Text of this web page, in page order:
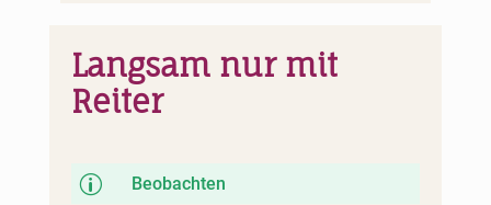
Langsam nur mit
Reiter
p Beobachten